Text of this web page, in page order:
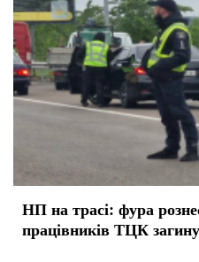
НП на трасі: фура
працівників ТЦК